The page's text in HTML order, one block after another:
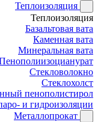
Теплоизоляция
Теплоизоляция
Базальтовая вата
Каменная вата
Минеральная вата
Стекловолокно
Стеклохолст
пенополистирол
и гидроизоляции
Металлопрокат